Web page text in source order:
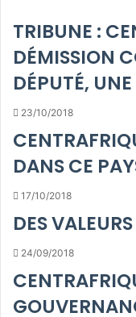
TRIBUNE :
DÉMISSION
DÉPUTÉ,
23/10/2018
DANS CE
17/10/2018
DES
24/09/2018